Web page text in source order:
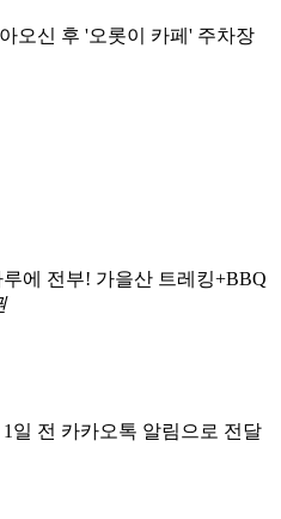
오신 후 '오롯이 카페' 주차장
에 전부! 가을산 트레킹+BBQ
일 전 카카오톡 알림으로 전달